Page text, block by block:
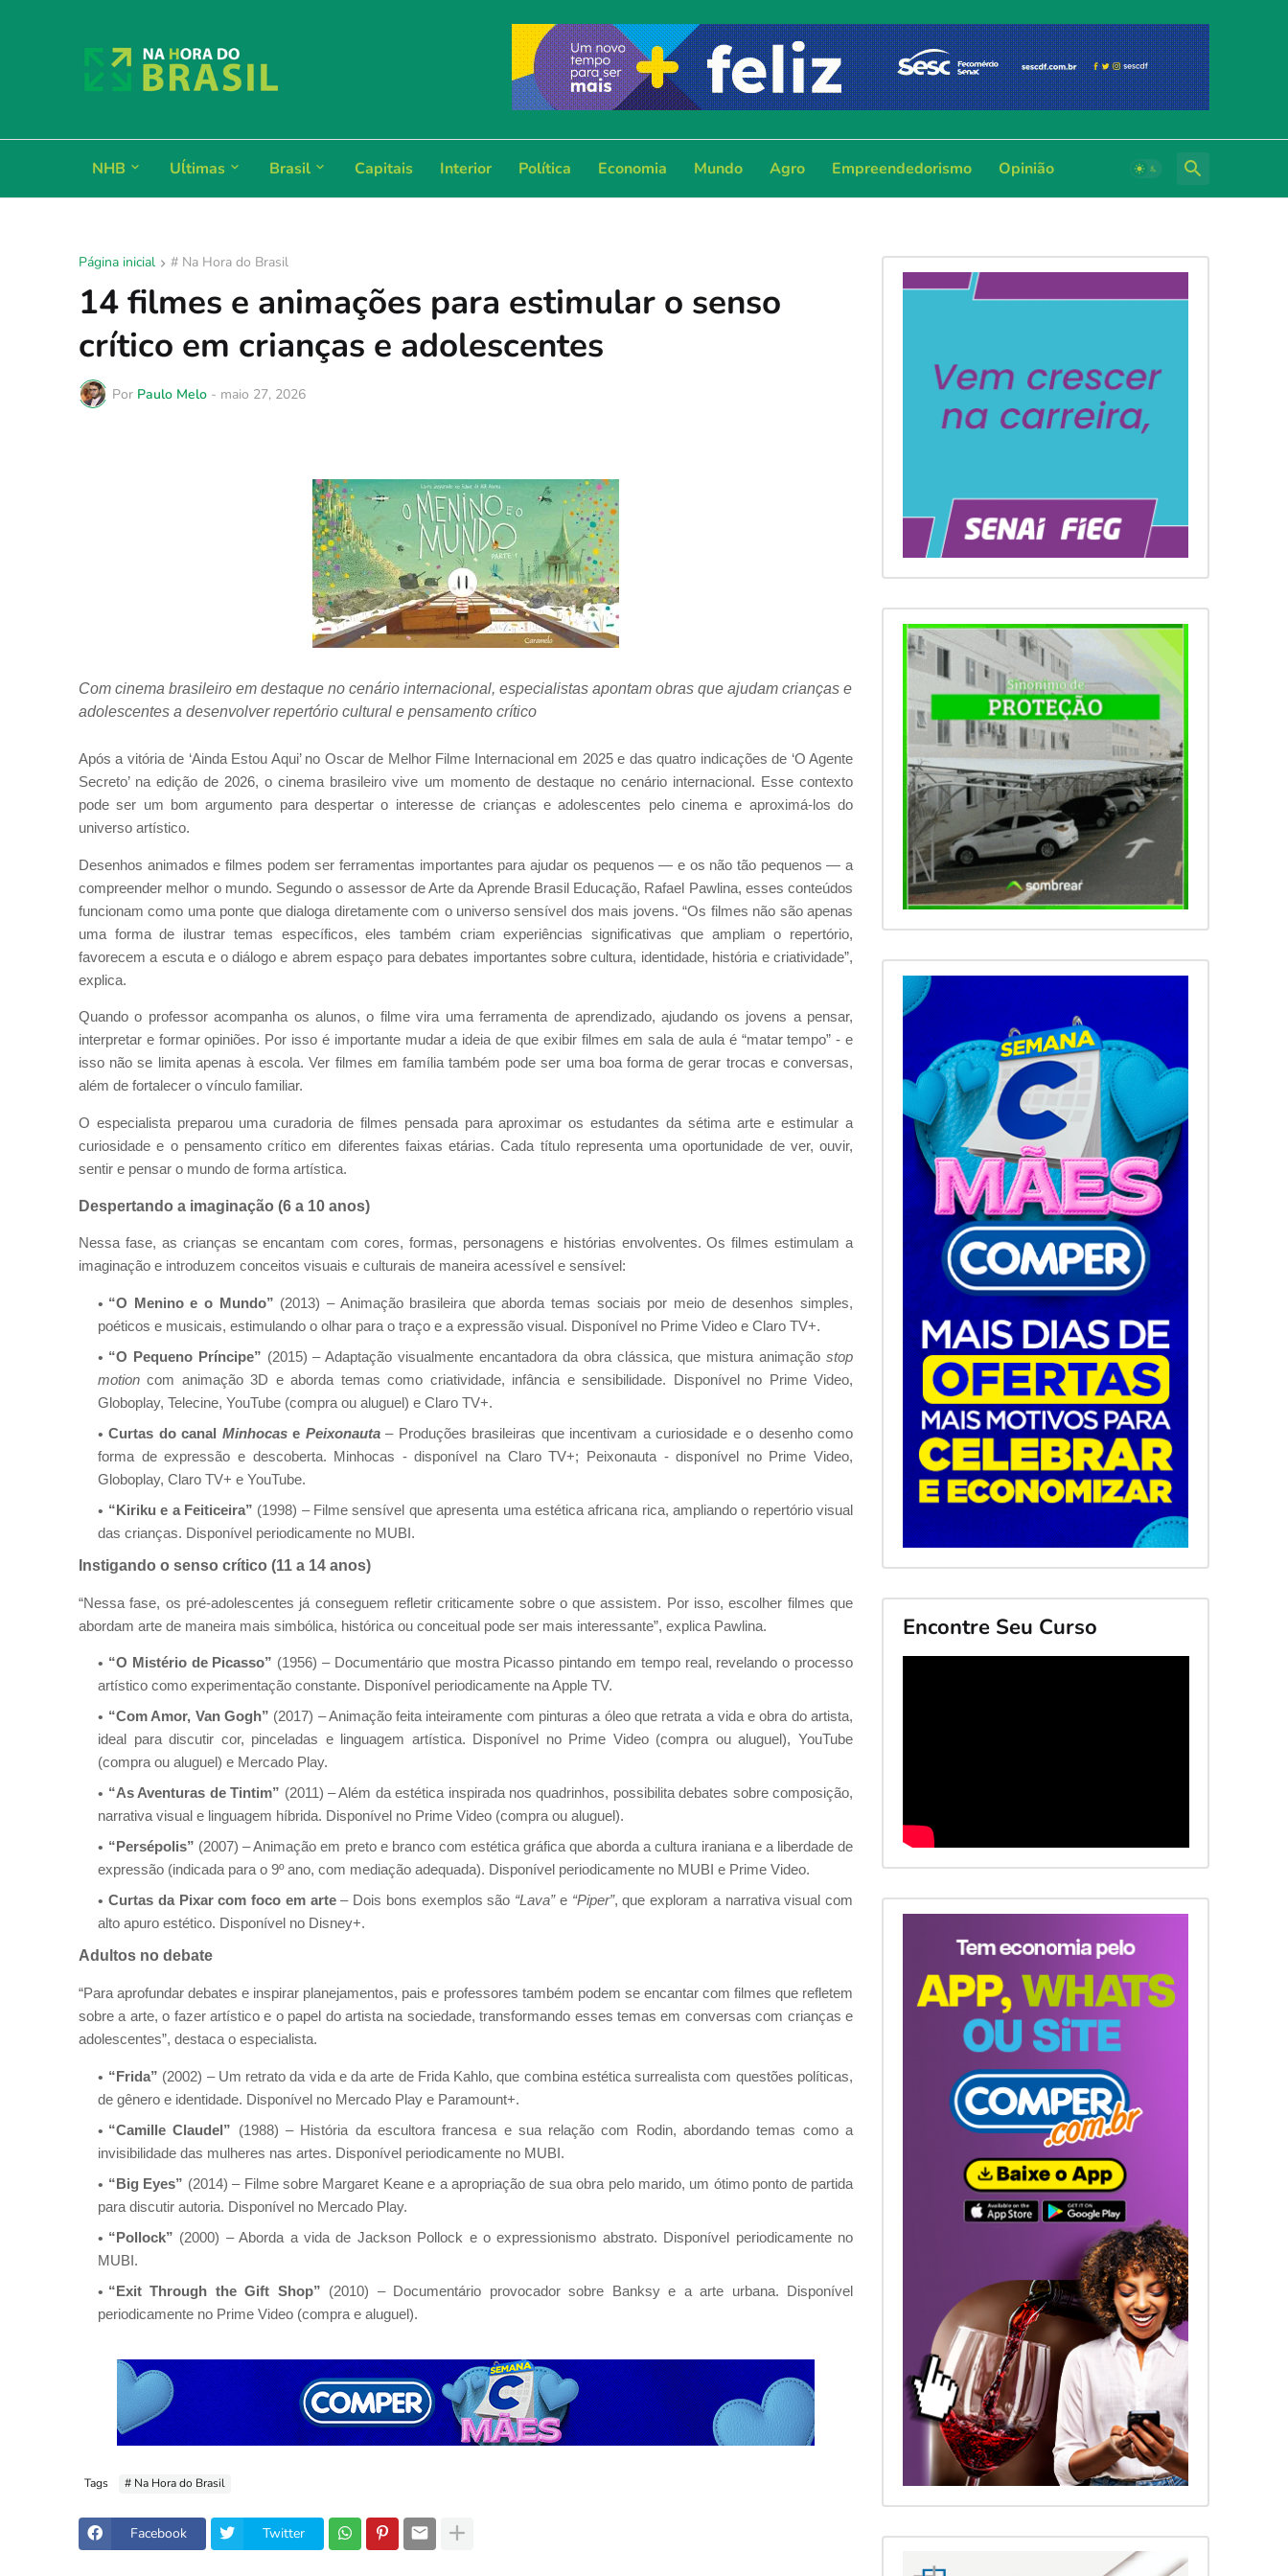
NHB Uĺtimas Brasil Capitais Interior Política Economia Mundo Agro Empreendedorismo Opinião
Página inicial # Na Hora do Brasil
14 filmes e animações para estimular o senso
crítico em crianças e adolescentes
Por Paulo Melo - maio 27, 2026
Com cinema brasileiro em destaque no cenário internacional, especialistas apontam obras que ajudam crianças e
adolescentes a desenvolver repertório cultural e pensamento crítico
Após a vitória de ‘Ainda Estou Aqui’ no Oscar de Melhor Filme Internacional em 2025 e das quatro indicações de ‘O Agente
Secreto’ na edição de 2026, o cinema brasileiro vive um momento de destaque no cenário internacional. Esse contexto
pode ser um bom argumento para despertar o interesse de crianças e adolescentes pelo cinema e aproximá-los do
universo artístico.
Desenhos animados e filmes podem ser ferramentas importantes para ajudar os pequenos — e os não tão pequenos — a
compreender melhor o mundo. Segundo o assessor de Arte da Aprende Brasil Educação, Rafael Pawlina, esses conteúdos
funcionam como uma ponte que dialoga diretamente com o universo sensível dos mais jovens. “Os filmes não são apenas
uma forma de ilustrar temas específicos, eles também criam experiências significativas que ampliam o repertório,
favorecem a escuta e o diálogo e abrem espaço para debates importantes sobre cultura, identidade, história e criatividade”,
explica.
Quando o professor acompanha os alunos, o filme vira uma ferramenta de aprendizado, ajudando os jovens a pensar,
interpretar e formar opiniões. Por isso é importante mudar a ideia de que exibir filmes em sala de aula é “matar tempo” - e
isso não se limita apenas à escola. Ver filmes em família também pode ser uma boa forma de gerar trocas e conversas,
além de fortalecer o vínculo familiar.
O especialista preparou uma curadoria de filmes pensada para aproximar os estudantes da sétima arte e estimular a
curiosidade e o pensamento crítico em diferentes faixas etárias. Cada título representa uma oportunidade de ver, ouvir,
sentir e pensar o mundo de forma artística.
Despertando a imaginação (6 a 10 anos)
Nessa fase, as crianças se encantam com cores, formas, personagens e histórias envolventes. Os filmes estimulam a
imaginação e introduzem conceitos visuais e culturais de maneira acessível e sensível:
“O Menino e o Mundo” (2013) – Animação brasileira que aborda temas sociais por meio de desenhos simples,
poéticos e musicais, estimulando o olhar para o traço e a expressão visual. Disponível no Prime Video e Claro TV+.
“O Pequeno Príncipe” (2015) – Adaptação visualmente encantadora da obra clássica, que mistura animaçãostop
motion com animação 3D e aborda temas como criatividade, infância e sensibilidade. Disponível no Prime Video,
Globoplay, Telecine, YouTube (compra ou aluguel) e Claro TV+.
Curtas do canal Minhocase Peixonauta– Produções brasileiras que incentivam a curiosidade e o desenho como
forma de expressão e descoberta. Minhocas - disponível na Claro TV+; Peixonauta - disponível no Prime Video,
Globoplay, Claro TV+ e YouTube.
“Kiriku e a Feiticeira” (1998) – Filme sensível que apresenta uma estética africana rica, ampliando o repertório visual
das crianças. Disponível periodicamente no MUBI.
Instigando o senso crítico (11 a 14 anos)
“Nessa fase, os pré-adolescentes já conseguem refletir criticamente sobre o que assistem. Por isso, escolher filmes que
abordam arte de maneira mais simbólica, histórica ou conceitual pode ser mais interessante”, explica Pawlina.
“O Mistério de Picasso” (1956) – Documentário que mostra Picasso pintando em tempo real, revelando o processo
artístico como experimentação constante. Disponível periodicamente na Apple TV.
“Com Amor, Van Gogh” (2017) – Animação feita inteiramente com pinturas a óleo que retrata a vida e obra do artista,
ideal para discutir cor, pinceladas e linguagem artística. Disponível no Prime Video (compra ou aluguel), YouTube
(compra ou aluguel) e Mercado Play.
“As Aventuras de Tintim” (2011) – Além da estética inspirada nos quadrinhos, possibilita debates sobre composição,
narrativa visual e linguagem híbrida. Disponível no Prime Video (compra ou aluguel).
“Persépolis” (2007) – Animação em preto e branco com estética gráfica que aborda a cultura iraniana e a liberdade de
expressão (indicada para o 9º ano, com mediação adequada). Disponível periodicamente no MUBI e Prime Video.
Curtas da Pixar com foco em arte– Dois bons exemplos são “Lava”e “Piper”, que exploram a narrativa visual com
alto apuro estético. Disponível no Disney+.
Adultos no debate
“Para aprofundar debates e inspirar planejamentos, pais e professores também podem se encantar com filmes que refletem
sobre a arte, o fazer artístico e o papel do artista na sociedade, transformando esses temas em conversas com crianças e
adolescentes”, destaca o especialista.
“Frida” (2002) – Um retrato da vida e da arte de Frida Kahlo, que combina estética surrealista com questões políticas,
de gênero e identidade. Disponível no Mercado Play e Paramount+.
“Camille Claudel” (1988) – História da escultora francesa e sua relação com Rodin, abordando temas como a
invisibilidade das mulheres nas artes. Disponível periodicamente no MUBI.
“Big Eyes” (2014) – Filme sobre Margaret Keane e a apropriação de sua obra pelo marido, um ótimo ponto de partida
para discutir autoria. Disponível no Mercado Play.
“Pollock” (2000) – Aborda a vida de Jackson Pollock e o expressionismo abstrato. Disponível periodicamente no
MUBI.
“Exit Through the Gift Shop” (2010) – Documentário provocador sobre Banksy e a arte urbana. Disponível
periodicamente no Prime Video (compra e aluguel).
Tags # Na Hora do Brasil
Facebook Twitter
Encontre Seu Curso